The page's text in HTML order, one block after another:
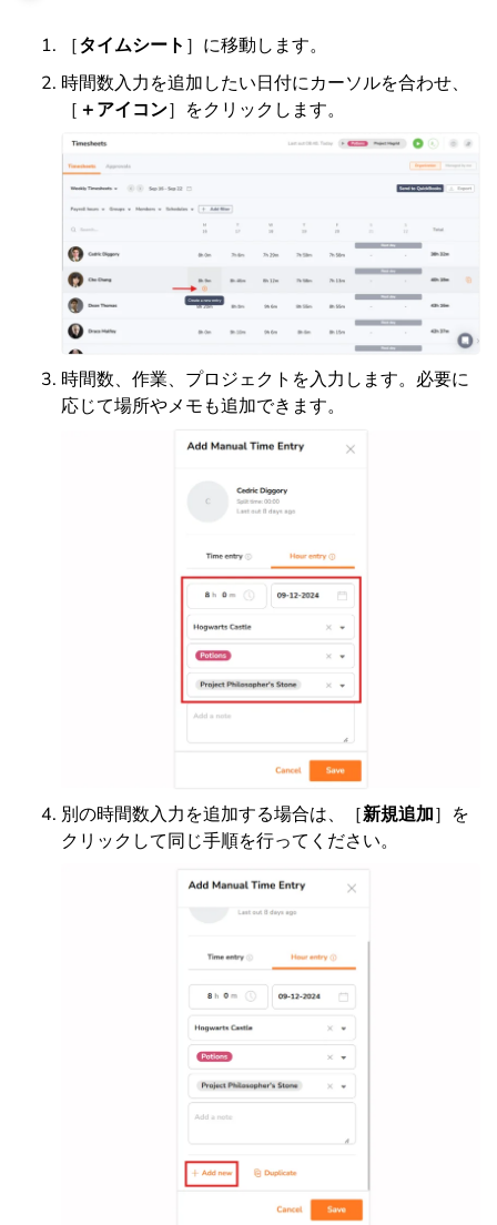
［タイムシート ］に移動します。
時間数入力を追加したい日付にカーソルを合わせ、
［ ＋アイコン］をクリックします。
時間数、作業、プロジェクトを入力します。必要に
応じて場所やメモも追加できます。
別の時間数入力を追加する場合は、［新規追加］を
クリックして同じ手順を行ってください。